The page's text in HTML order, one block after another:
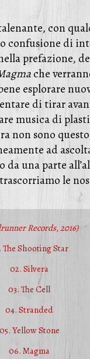
con
confusione di
prefazione,
che
esplorare
di tirar
musica di
non sono
ad
da una parte
le
Records, 2016)
The Shooting Star
02. Silvera
03. The Cell
04. Stranded
05. Yellow Stone
06. Magma